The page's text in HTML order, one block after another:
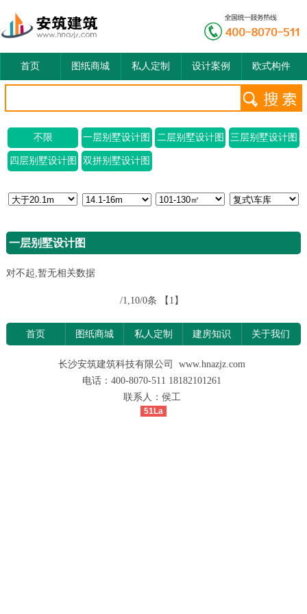
首页 图纸商城 私人定制 设计案例 欧式构件
不限 一层别墅设计图 二层别墅设计图 三层别墅设计图
四层别墅设计图 双拼别墅设计图
一层别墅设计图
对不起,暂无相关数据
/1,10/0条 【1】
首页 图纸商城 私人定制 建房知识 关于我们
长沙安筑建筑科技有限公司 www.hnazjz.com
电话：400-8070-511 18182101261
联系人：侯工
51La